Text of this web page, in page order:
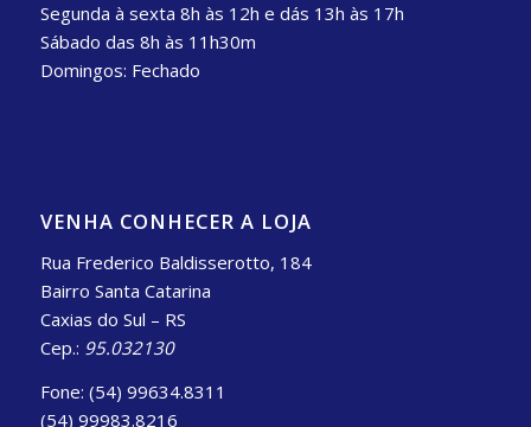
Segunda à sexta 8h às 12h e dás 13h às 17h
Sábado das 8h às 11h30m
Domingos: Fechado
VENHA CONHECER A LOJA
Rua Frederico Baldisserotto, 184
Bairro Santa Catarina
Caxias do Sul – RS
Cep.: 95.032130
Fone: (54) 99634.8311
(54) 99983.8216